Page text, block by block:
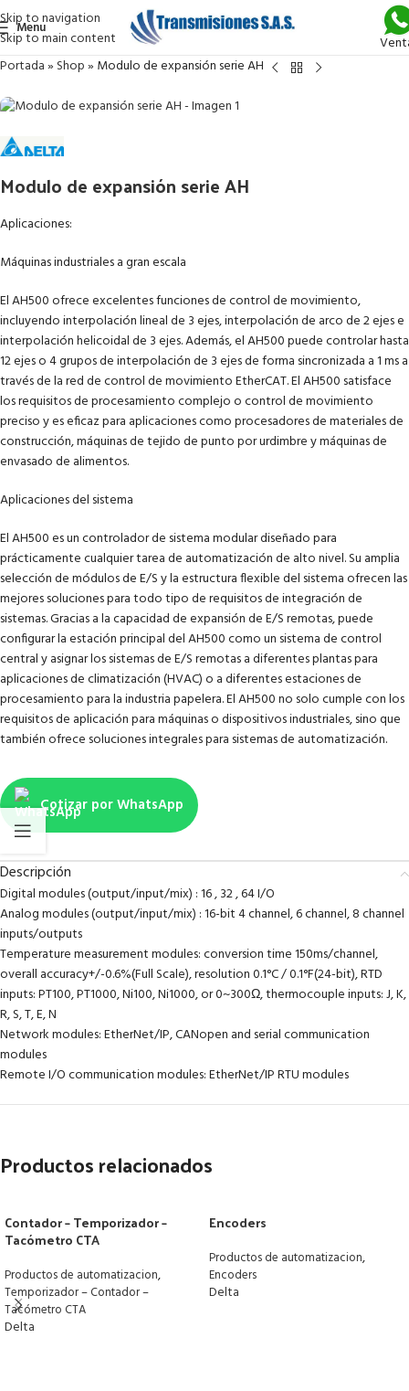
Skip to navigation
Skip to main content
Menu
Portada» Shop» Modulo de expansión serie AH
Modulo de expansión serie AH
Aplicaciones:
Máquinas industriales a gran escala
El AH500 ofrece excelentes funciones de control de movimiento,
incluyendo interpolación lineal de 3 ejes, interpolación de arco de 2 ejes e
interpolación helicoidal de 3 ejes. Además, el AH500 puede controlar hasta
12 ejes o 4 grupos de interpolación de 3 ejes de forma sincronizada a 1 ms a
través de la red de control de movimiento EtherCAT. El AH500 satisface
los requisitos de procesamiento complejo o control de movimiento
preciso y es eficaz para aplicaciones como procesadores de materiales de
construcción, máquinas de tejido de punto por urdimbre y máquinas de
envasado de alimentos.
Aplicaciones del sistema
El AH500 es un controlador de sistema modular diseñado para
prácticamente cualquier tarea de automatización de alto nivel. Su amplia
selección de módulos de E/S y la estructura flexible del sistema ofrecen las
mejores soluciones para todo tipo de requisitos de integración de
sistemas. Gracias a la capacidad de expansión de E/S remotas, puede
configurar la estación principal del AH500 como un sistema de control
central y asignar los sistemas de E/S remotas a diferentes plantas para
aplicaciones de climatización (HVAC) o a diferentes estaciones de
procesamiento para la industria papelera. El AH500 no solo cumple con los
requisitos de aplicación para máquinas o dispositivos industriales, sino que
también ofrece soluciones integrales para sistemas de automatización.
Cotizar por WhatsApp
Descripción
Digital modules (output/input/mix) : 16 , 32 , 64 I/O
Analog modules (output/input/mix) : 16-bit 4 channel, 6 channel, 8 channel
inputs/outputs
Temperature measurement modules: conversion time 150ms/channel,
overall accuracy+/-0.6%(Full Scale), resolution 0.1°C / 0.1°F(24-bit), RTD
inputs: PT100, PT1000, Ni100, Ni1000, or 0~300Ω, thermocouple inputs: J, K,
R, S, T, E, N
Network modules: EtherNet/IP, CANopen and serial communication
modules
Remote I/O communication modules: EtherNet/IP RTU modules
Productos relacionados
Contador – Temporizador –
Tacómetro CTA
Productos de automatizacion,
Temporizador – Contador –
Tacómetro CTA
Delta
Encoders
Productos de automatizacion,
Encoders
Delta